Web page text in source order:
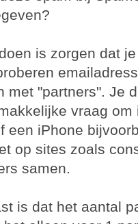
is zorgen dat
met "partners". Je
vraag
een iPhone
op sites zoals
samen.
is dat het aantal